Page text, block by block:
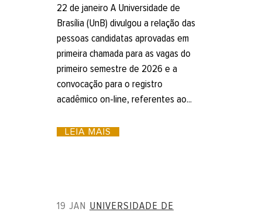
22 de janeiro A Universidade de
Brasília (UnB) divulgou a relação das
pessoas candidatas aprovadas em
primeira chamada para as vagas do
primeiro semestre de 2026 e a
convocação para o registro
acadêmico on-line, referentes ao...
LEIA MAIS
19 JAN UNIVERSIDADE DE